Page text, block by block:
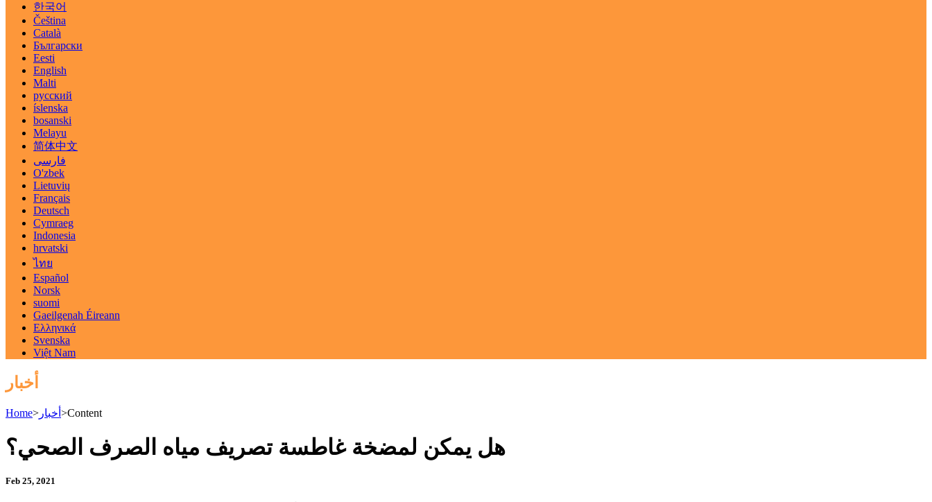
한국어
Čeština
Català
Български
Eesti
English
Malti
русский
íslenska
bosanski
Melayu
简体中文
فارسی
O'zbek
Lietuvių
Français
Deutsch
Cymraeg
Indonesia
hrvatski
ไทย
Español
Norsk
suomi
Gaeilgenah Éireann
Ελληνικά
Svenska
Việt Nam
أخبار
Home> أخبار >Content
هل يمكن لمضخة غاطسة تصريف مياه الصرف الصحي؟
Feb 25, 2021